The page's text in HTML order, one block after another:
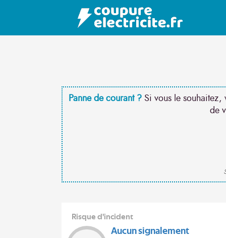
Panne de courant ? Si vous le
de
Risque d'incident
Aucun signalement